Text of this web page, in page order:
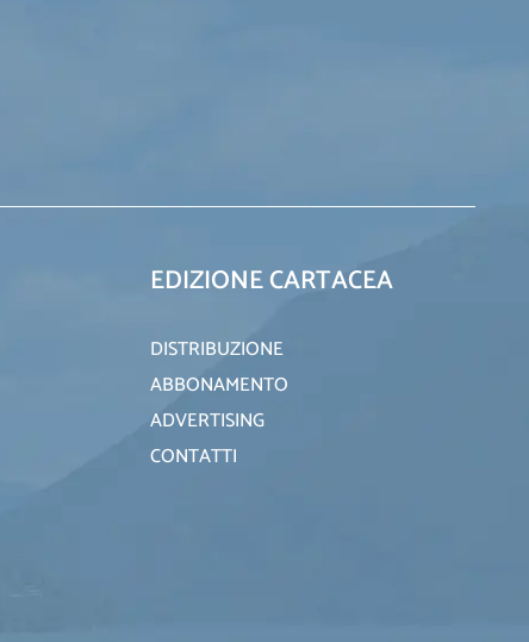
EDIZIONE CARTACEA
DISTRIBUZIONE
ABBONAMENTO
ADVERTISING
CONTATTI